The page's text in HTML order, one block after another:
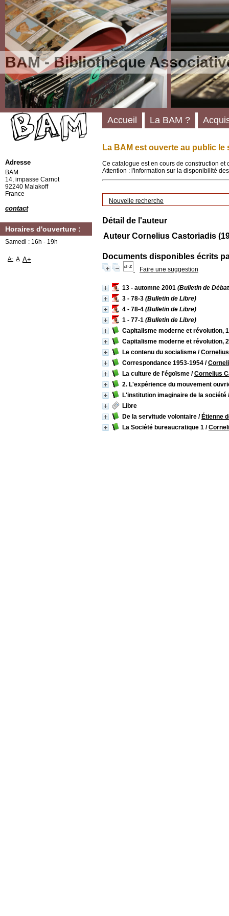
BAM - Bibliothèque
La BAM est ouverte au public le
Ce catalogue est en cours de construction
Attention : l'information sur la disponibilité
Nouvelle recherche
Détail de l'auteur
Auteur Cornelius Castoriadis
Documents disponibles écrits
Faire une suggestion
13 - automne 2001 (Bulletin de
3 - 78-3 (Bulletin de Libre)
4 - 78-4 (Bulletin de Libre)
1 - 77-1 (Bulletin de Libre)
Capitalisme moderne et révolution,
Capitalisme moderne et révolution,
Le contenu du socialisme /
Correspondance 1953-1954 /
La culture de l'égoïsme /Cornelius
2. L'expérience du mouvement
L'institution imaginaire de la société
Libre
De la servitude volontaire / Étienne
La Société bureaucratique 1 /
Accueil La BAM ?
Adresse
BAM
14, impasse Carnot
92240 Malakoff
France
contact
Horaires d'ouverture :
Samedi : 16h - 19h
A- A A+